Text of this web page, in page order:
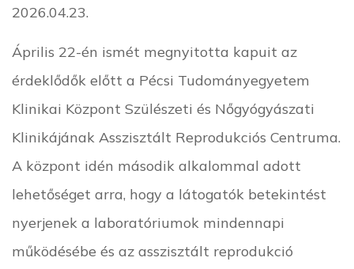
2026.04.23.
Április 22-én ismét megnyitotta kapuit az
érdeklődők előtt a Pécsi Tudományegyetem
Klinikai Központ Szülészeti és Nőgyógyászati
Klinikájának Asszisztált Reprodukciós Centruma.
A központ idén második alkalommal adott
lehetőséget arra, hogy a látogatók betekintést
nyerjenek a laboratóriumok mindennapi
működésébe és az asszisztált reprodukció